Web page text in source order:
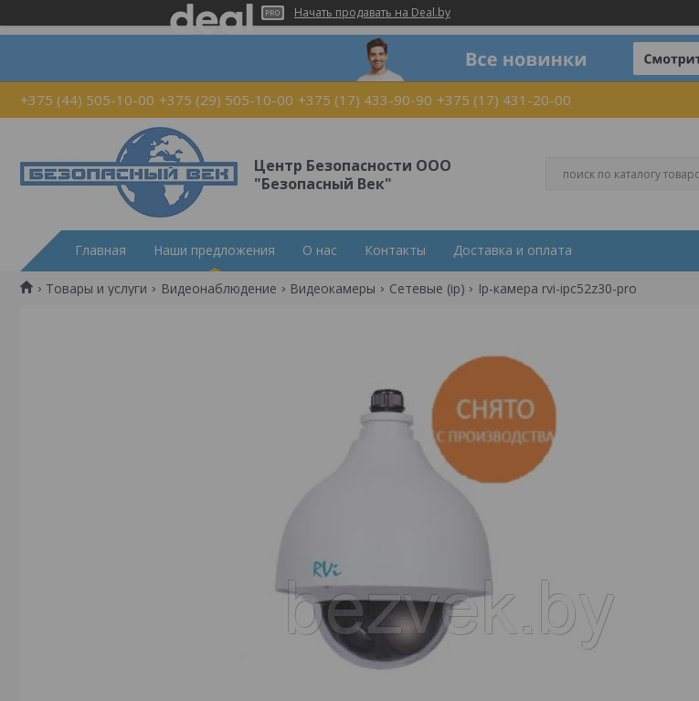
Начать продавать на Deal.by
+375 (44) 505-10-00 +375 (29) 505-10-00 +375 (17) 433-90-90 +375 (17) 431-20-00
Центр Безопасности ООО
"Безопасный Век"
Главная Наши предложения О нас Контакты Доставка и оплата
Товары и услуги Видеонаблюдение Видеокамеры Сетевые (ip) Ip-камера rvi-ipc52z30-pro